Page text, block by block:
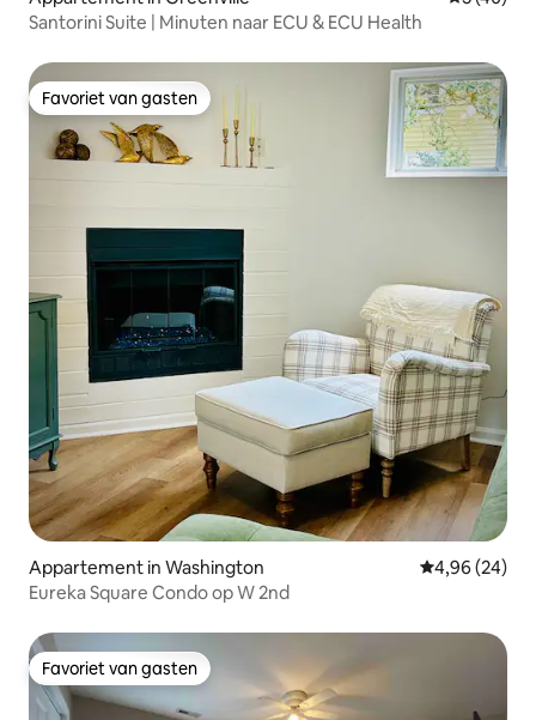
Santorini Suite | Minuten naar ECU & ECU Health
Favoriet van gasten
Favoriet van gasten
Appartement in Washington Gemiddelde
4,96 (24)
Eureka Square Condo op W 2nd
Favoriet van gasten
Favoriet van gasten